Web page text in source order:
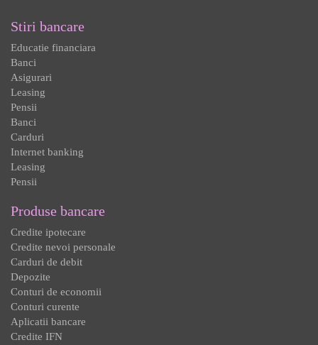
Stiri bancare
Educatie financiara
Banci
Asigurari
Leasing
Pensii
Banci
Carduri
Internet banking
Leasing
Pensii
Produse bancare
Credite ipotecare
Credite nevoi personale
Carduri de debit
Depozite
Conturi de economii
Conturi curente
Aplicatii bancare
Credite IFN